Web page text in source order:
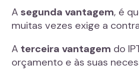
A segunda vantagem, é
muitas vezes exige a
A terceira vantagem do
orçamento e às suas